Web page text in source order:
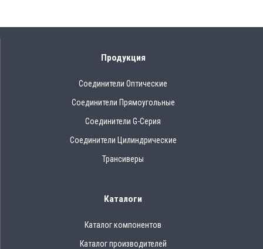
Продукция
Соединители Оптические
Соединители Прямоугольные
Соединители G-Серия
Соединители Цилиндрические
Трансиверы
Каталоги
Каталог компонентов
Каталог производителей